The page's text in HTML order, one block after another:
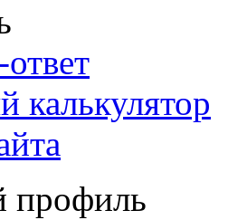
профиль